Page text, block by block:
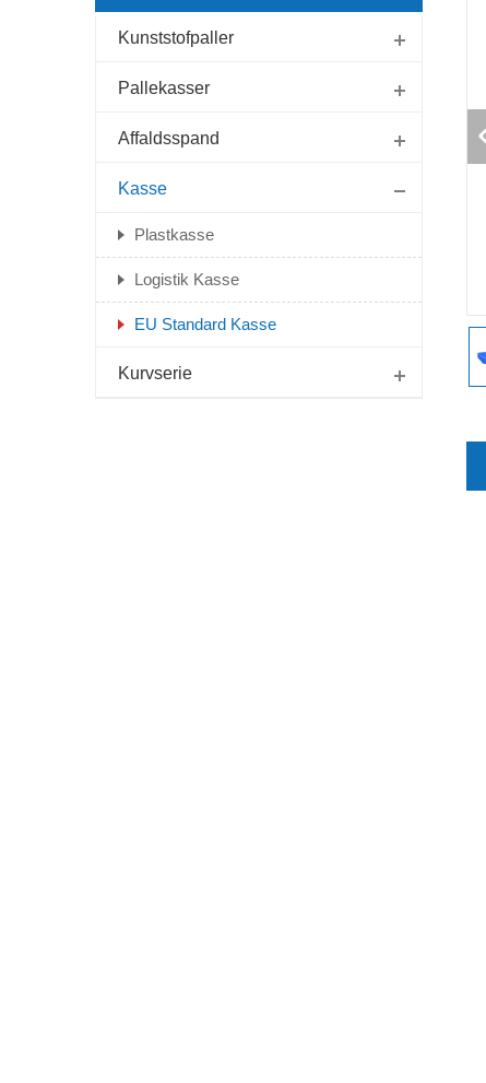
Kunststofpaller
Pallekasser
Affaldsspand
Kasse
Plastkasse
Logistik Kasse
EU Standard Kasse
Kurvserie